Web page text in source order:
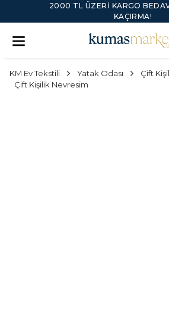
2000 TL ÜZERI KARGO
KAÇIRMA!
KM Ev Tekstili Yatak Odası
Çift
Çift Kişilik Nevresim